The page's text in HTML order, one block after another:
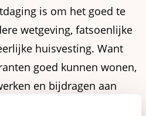
is om het goed te
wetgeving, fatsoenlijke
huisvesting. Want
goed kunnen wonen,
en bijdragen aan